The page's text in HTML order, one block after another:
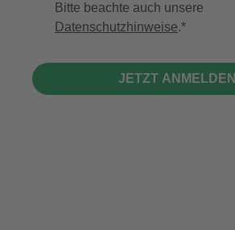
Bitte beachte auch unsere
Datenschutzhinweise.
JETZT ANMELDEN